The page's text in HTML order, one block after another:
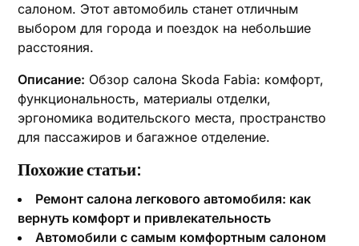
салоном. Этот автомобиль станет отличным
выбором для города и поездок на небольшие
расстояния.
Описание: Обзор салона Skoda Fabia: комфорт,
функциональность, материалы отделки,
эргономика водительского места, пространство
для пассажиров и багажное отделение.
Похожие статьи:
Ремонт салона легкового автомобиля: как
вернуть комфорт и привлекательность
Автомобили с самым комфортным салоном